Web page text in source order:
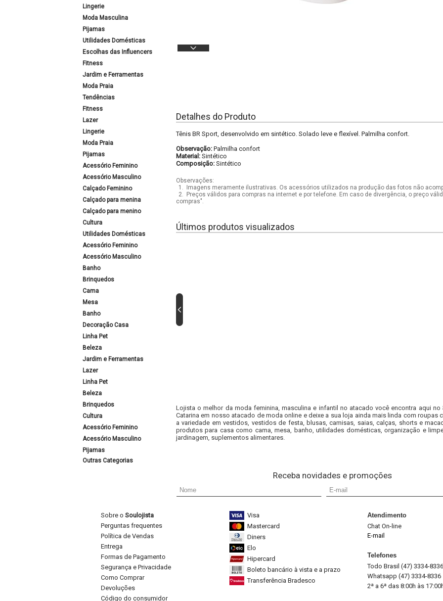
Lingerie
Moda Masculina
Pijamas
Utilidades Domésticas
Escolhas das Influencers
Fitness
Jardim e Ferramentas
Moda Praia
Tendências
Fitness
Lazer
Lingerie
Moda Praia
Pijamas
Acessório Feminino
Acessório Masculino
Calçado Feminino
Calçado para menina
Calçado para menino
Cultura
Utilidades Domésticas
Acessório Feminino
Acessório Masculino
Banho
Brinquedos
Cama
Mesa
Banho
Decoração Casa
Linha Pet
Beleza
Jardim e Ferramentas
Lazer
Linha Pet
Beleza
Brinquedos
Cultura
Acessório Feminino
Acessório Masculino
Pijamas
Outras Categorias
Detalhes do Produto
Tênis BR Sport, desenvolvido em sintético. Solado leve e flexível. Palmilha confort.
Observação: Palmilha confort
Material: Sintético
Composição: Sintético
Observações:
1.
Imagens meramente ilustrativas. Os acessórios utilizados na produção das fotos não
2.
Preços válidos para compras na internet e por telefone. Em caso de divergência, o preço
compras".
Últimos produtos visualizados
Lojista o melhor da moda feminina, masculina e infantil no atacado você encontra aqui no
Catarina em nosso atacado de moda online e deixe a sua loja ainda mais linda com roupas
a variedade em vestidos, vestidos de festa, blusas, camisas, saias, calças, shorts e
produtos para casa como cama, mesa, banho, utilidades domésticas, organização e
jardinagem, suplementos alimentares.
Receba novidades e promoções
Sobre o Soulojista
Perguntas frequentes
Política de Vendas
Entrega
Formas de Pagamento
Segurança e Privacidade
Como Comprar
Devoluções
Código do consumidor
Visa
Mastercard
Diners
Elo
Hipercard
Boleto bancário à vista e a prazo
Transferência Bradesco
Atendimento
Chat On-line
E-mail
Telefones
Todo Brasil (47) 3334-8336
Whatsapp (47) 3334-8336
2ª a 6ª das 8:00h às